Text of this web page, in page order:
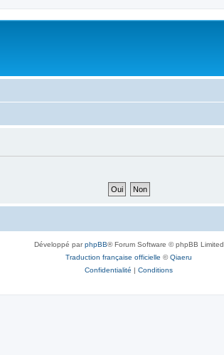
Développé parphpBB® Forum Software © phpBB Limited
Traduction française officielle ©Qiaeru
Confidentialité | Conditions